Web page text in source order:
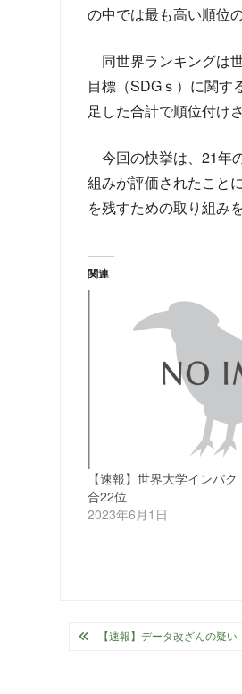
の中では最も高い順位
同世界ランキングは
目標（SDGｓ）に関す
足した合計で順位付けさ
今回の快挙は、21年
組みが評価されたこと
を残すための取り組み
関連
【速報】世界大学インパ
合22位
2023年6月1日
投 【速報】データ改ざんの疑